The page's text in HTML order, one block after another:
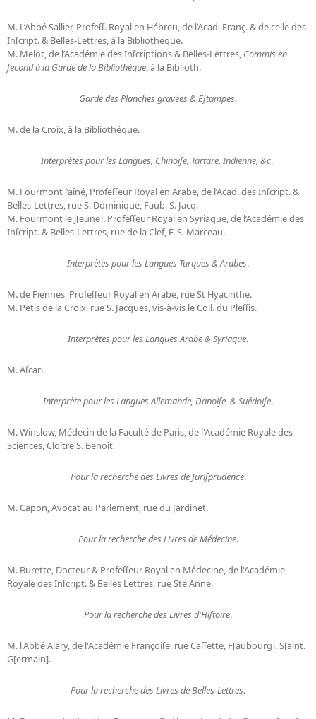
M. L’Abbé Sallier, Profeſſ. Royal en Hébreu, de l’Acad. Franç. & de celle des
Inſcript. & Belles-Lettres, à la Bibliothéque.
M. Melot, de l’Académie des Inſcriptions & Belles-Lettres, Commis en
ſecond à la Garde de la Bibliothèque, à la Biblioth.
Garde des Planches gravées & Eſtampes.
M. de la Croix, à la Bibliothéque.
Interprètes pour les Langues, Chinoiſe, Tartare, Indienne, &c.
M. Fourmont l’aîné, Profeſſeur Royal en Arabe, de l’Acad. des Inſcript. &
Belles-Lettres, rue S. Dominique, Faub. S. Jacq.
M. Fourmont le j[eune]. Profeſſeur Royal en Syriaque, de l’Académie des
Inſcript. & Belles-Lettres, rue de la Clef, F. S. Marceau.
Interprètes pour les Langues Turques & Arabes.
M. de Fiennes, Profeſſeur Royal en Arabe, rue St Hyacinthe.
M. Petis de la Croix, rue S. Jacques, vis-à-vis le Coll. du Pleſſis.
Interprètes pour les Langues Arabe & Syriaque.
M. Aſcari.
Interprète pour les Langues Allemande, Danoiſe, & Suédoiſe.
M. Winslow, Médecin de la Faculté de Paris, de l'Académie Royale des
Sciences, Cloître S. Benoît.
Pour la recherche des Livres de Juriſprudence.
M. Capon, Avocat au Parlement, rue du Jardinet.
Pour la recherche des Livres de Médecine.
M. Burette, Docteur & Profeſſeur Royal en Médecine, de l'Académie
Royale des Inſcript. & Belles Lettres, rue Ste Anne.
Pour la recherche des Livres d'Hiſtoire.
M. l'Abbé Alary, de l'Académie Françoiſe, rue Caſſette, F[aubourg]. S[aint.
G[ermain].
Pour la recherche des Livres de Belles-Lettres.